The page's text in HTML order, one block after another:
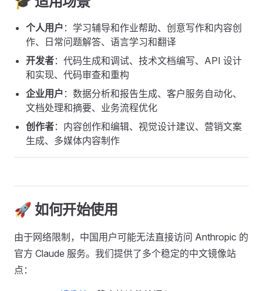
个人用户 ：学习辅导和作业帮助、创意写作和内容创
作、日常问题解答、语言学习和翻译
开发者：代码生成和调试、技术文档编写、API 设计
和实现、代码审查和重构
企业用户 ：数据分析和报告生成、客户服务自动化、
文档处理和摘要、业务流程优化
创作者：内容创作和编辑、视觉设计建议、营销文案
生成、多媒体内容制作
🚀 如何开始使用
由于网络限制，中国用户可能无法直接访问 Anthropic 的
官方 Claude 服务。我们提供了多个稳定的中文镜像站
点：